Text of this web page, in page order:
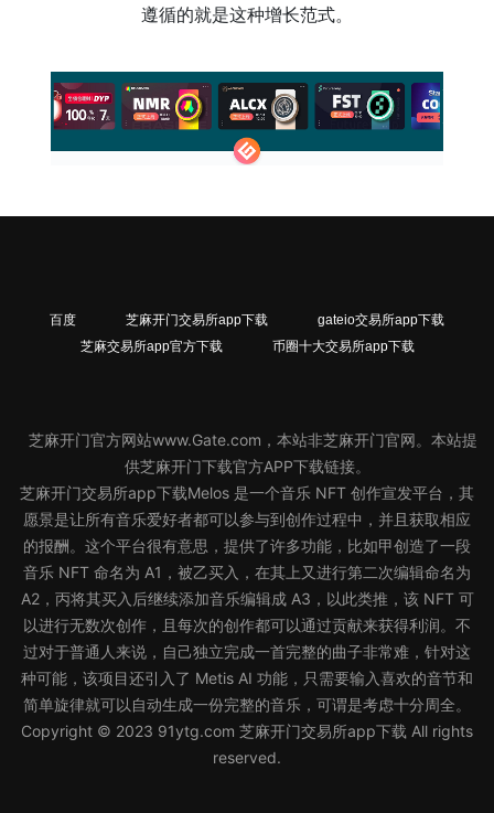
遵循的就是这种增长范式。
百度 芝麻开门交易所app下载
gateio交易所app下载
芝麻交易所app官方下载
币圈十大交易所app下载
芝麻开门官方网站www.Gate.com，本站非芝麻开门官网。本站提
供芝麻开门下载官方APP下载链接。
芝麻开门交易所app下载Melos 是一个音乐 NFT 创作宣发平台，其
愿景是让所有音乐爱好者都可以参与到创作过程中，并且获取相应
的报酬。这个平台很有意思，提供了许多功能，比如甲创造了一段
音乐 NFT 命名为 A1，被乙买入，在其上又进行第二次编辑命名为
A2，丙将其买入后继续添加音乐编辑成 A3，以此类推，该 NFT 可
以进行无数次创作，且每次的创作都可以通过贡献来获得利润。不
过对于普通人来说，自己独立完成一首完整的曲子非常难，针对这
种可能，该项目还引入了 Metis AI 功能，只需要输入喜欢的音节和
简单旋律就可以自动生成一份完整的音乐，可谓是考虑十分周全。
Copyright © 2023 91ytg.com 芝麻开门交易所app下载 All rights
reserved.